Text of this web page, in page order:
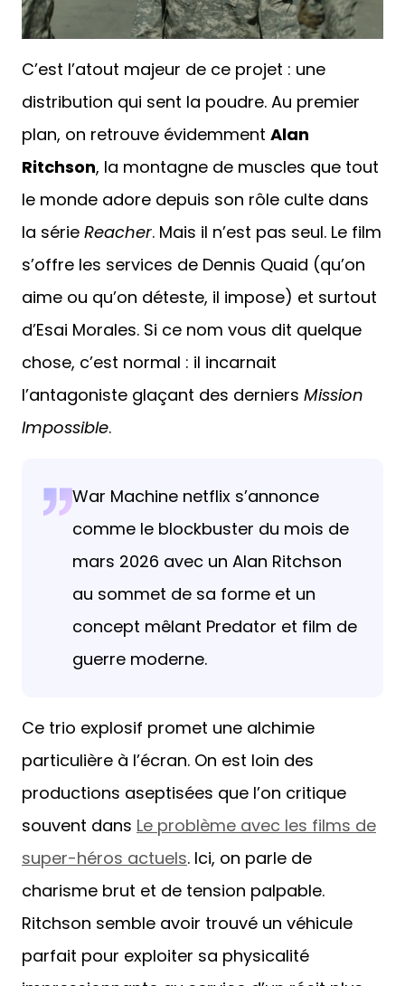
C’est l’atout majeur de ce projet : une
distribution qui sent la poudre. Au premier
plan, on retrouve évidemment Alan
Ritchson, la montagne de muscles que tout
le monde adore depuis son rôle culte dans
la série Reacher. Mais il n’est pas seul. Le film
s’offre les services de Dennis Quaid (qu’on
aime ou qu’on déteste, il impose) et surtout
d’Esai Morales. Si ce nom vous dit quelque
chose, c’est normal : il incarnait
l’antagoniste glaçant des derniers Mission
Impossible.
War Machine netflix s’annonce
comme le blockbuster du mois de
mars 2026 avec un Alan Ritchson
au sommet de sa forme et un
concept mêlant Predator et film de
guerre moderne.
Ce trio explosif promet une alchimie
particulière à l’écran. On est loin des
productions aseptisées que l’on critique
souvent dans Le problème avec les films de
super-héros actuels. Ici, on parle de
charisme brut et de tension palpable.
Ritchson semble avoir trouvé un véhicule
parfait pour exploiter sa physicalité